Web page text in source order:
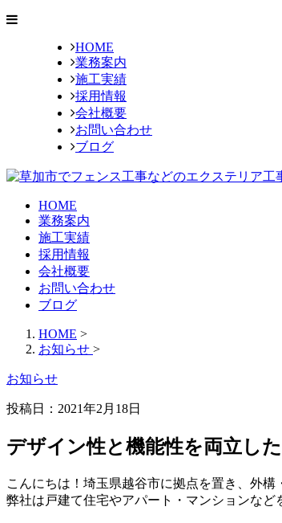
HOME
業務案内
施工実績
採用情報
会社概要
お問い合わせ
ブログ
HOME
業務案内
施工実績
採用情報
会社概要
お問い合わせ
ブログ
HOME >
お知らせ >
お知らせ
投稿日：2021年2月18日
デザイン性と機能性を両立し
こんにちは！埼玉県越谷市に拠点を置き、外
弊社は戸建て住宅やアパート・マンションなど